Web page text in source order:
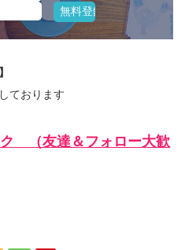
ております
（友達＆フォロー大歓